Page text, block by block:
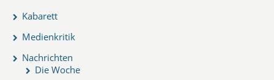
Kabarett
Medienkritik
Nachrichten
Die Woche